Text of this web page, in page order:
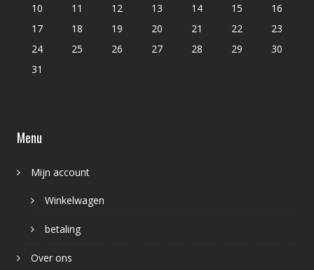
10
11 12 13 14 15
16
17
18 19 20 21 22
23
24
25 26 27 28 29
30
31
Menu
Mijn account
Winkelwagen
betaling
Over ons